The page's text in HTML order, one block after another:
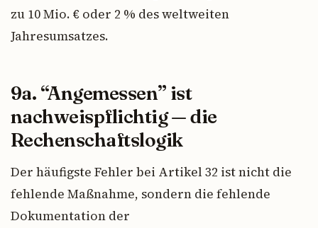
zu 10 Mio. € oder 2 % des weltweiten
Jahresumsatzes.
9a. “Angemessen” ist
nachweispflichtig — die
Rechenschaftslogik
Der häufigste Fehler bei Artikel 32 ist nicht die
fehlende Maßnahme, sondern die fehlende
Dokumentation der